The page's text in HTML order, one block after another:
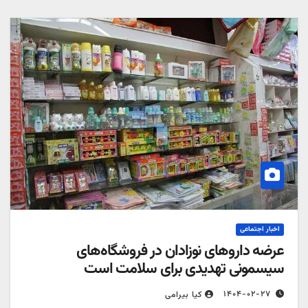
اخبار اجتماعی
عرضه داروهای نوزادان در فروشگاه‌های
سیسمونی تهدیدی برای سلامت است
۱۴۰۴-۰۲-۲۷ کیا بیرامی